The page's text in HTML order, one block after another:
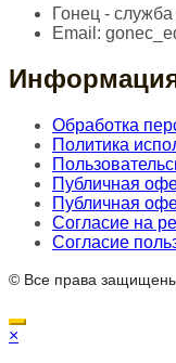
Гонец -
Email:
Обработка
Политика
Публичная
Публичная
Согласие на
Согласие
© Все права
×